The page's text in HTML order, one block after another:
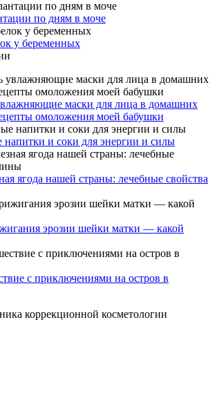
по дням в моче
у беременных
маски для лица в домашних
омоложения моей бабушки
и соки для энергии и силы
ягода нашей страны: лечебные свойства
эрозии шейки матки — какой
с приключениями на остров в
коррекционной косметологии